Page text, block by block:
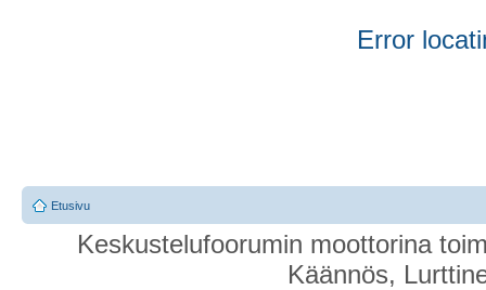
Error
Etusivu
Keskustelufoorumin moottorina
Käännös,